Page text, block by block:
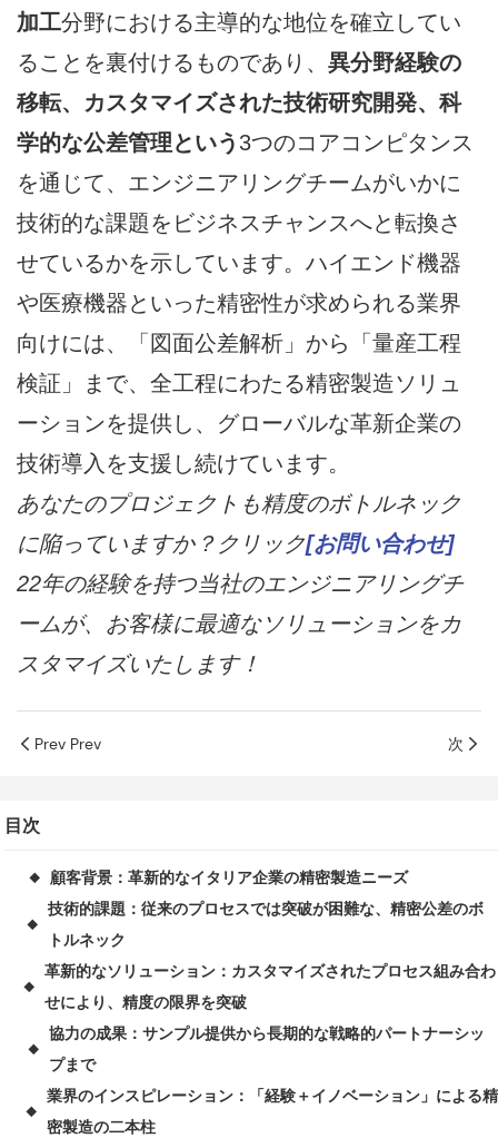
加工分野における主導的な地位を確立してい
ることを裏付けるものであり、 異分野経験の
移転、カスタマイズされた技術研究開発、科
学的な公差管理という 3つのコアコンピタンス
を通じて、エンジニアリングチームがいかに
技術的な課題をビジネスチャンスへと転換さ
せているかを示しています。ハイエンド機器
や医療機器といった精密性が求められる業界
向けには、「図面公差解析」から「量産工程
検証」まで、全工程にわたる精密製造ソリュ
ーションを提供し、グローバルな革新企業の
技術導入を支援し続けています。
あなたのプロジェクトも精度のボトルネック
に陥っていますか？クリック[お問い合わせ]
22年の経験を持つ当社のエンジニアリングチ
ームが、お客様に最適なソリューションをカ
スタマイズいたします！
Prev Prev 次
目次
◆ 顧客背景：革新的なイタリア企業の精密製造ニーズ
◆
技術的課題：従来のプロセスでは突破が困難な、精密公差のボ
トルネック
◆
革新的なソリューション：カスタマイズされたプロセス組み合わ
せにより、精度の限界を突破
◆
協力の成果：サンプル提供から長期的な戦略的パートナーシッ
プまで
◆
業界のインスピレーション：「経験＋イノベーション」による精
密製造の二本柱